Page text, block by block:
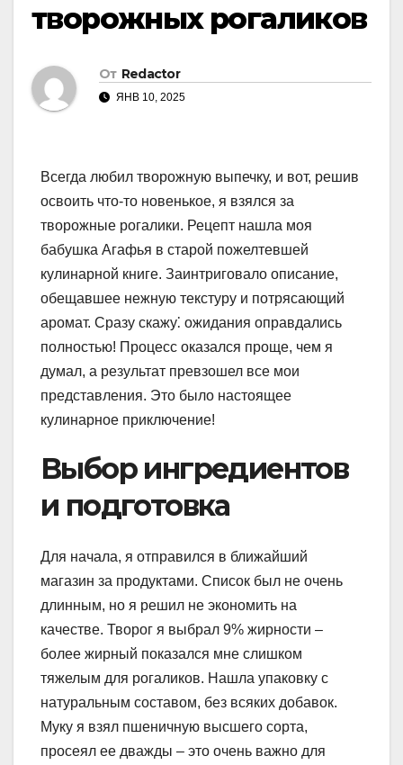
творожных рогаликов
От Redactor
ЯНВ 10, 2025
Всегда любил творожную выпечку, и вот, решив
освоить что-то новенькое, я взялся за
творожные рогалики. Рецепт нашла моя
бабушка Агафья в старой пожелтевшей
кулинарной книге. Заинтриговало описание,
обещавшее нежную текстуру и потрясающий
аромат. Сразу скажу⁚ ожидания оправдались
полностью! Процесс оказался проще, чем я
думал, а результат превзошел все мои
представления. Это было настоящее
кулинарное приключение!
Выбор ингредиентов
и подготовка
Для начала, я отправился в ближайший
магазин за продуктами. Список был не очень
длинным, но я решил не экономить на
качестве. Творог я выбрал 9% жирности –
более жирный показался мне слишком
тяжелым для рогаликов. Нашла упаковку с
натуральным составом, без всяких добавок.
Муку я взял пшеничную высшего сорта,
просеял ее дважды – это очень важно для